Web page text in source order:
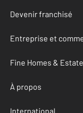
Devenir franchisé
Entreprise et
Fine Homes &
À propos
International